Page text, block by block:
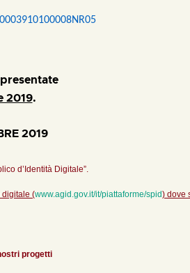
2019.
2019
d’Identità Digitale”.
digitale (www.agid.gov.it/it/piattaforme/spid) dove
progetti